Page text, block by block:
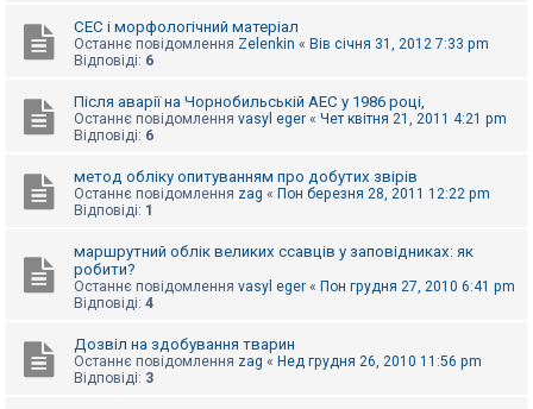
в
е
ш
СЕС і морфологічний матеріал
Останнє повідомлення Zelenkin « Вів січня 31, 2012 7:33 pm
Відповіді: 6
Після аварії на Чорнобильській АЕС у 1986 році,
Останнє повідомлення vasyl eger « Чет квітня 21, 2011 4:21 pm
Відповіді: 6
метод обліку опитуванням про добутих звірів
Останнє повідомлення zag « Пон березня 28, 2011 12:22 pm
Відповіді: 1
маршрутний облік великих ссавців у заповідниках: як
робити?
Останнє повідомлення vasyl eger « Пон грудня 27, 2010 6:41 pm
Відповіді: 4
Дозвіл на здобування тварин
Останнє повідомлення zag « Нед грудня 26, 2010 11:56 pm
Відповіді: 3